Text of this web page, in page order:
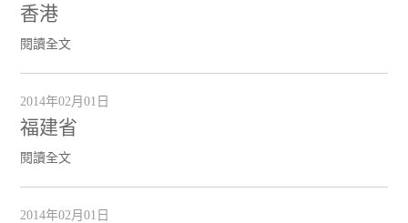
香港
閱讀全文
2014年02月01日
福建省
閱讀全文
2014年02月01日